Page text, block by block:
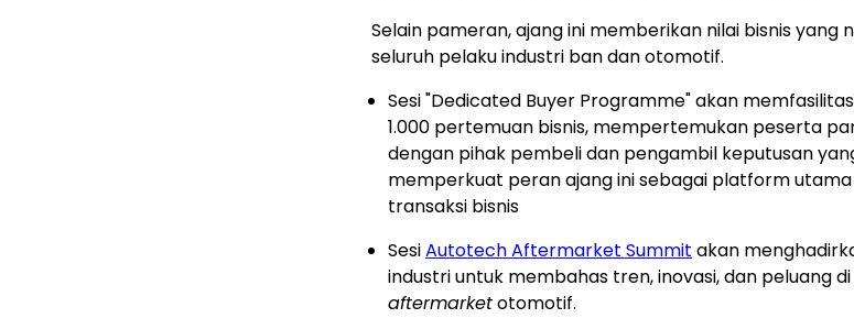
Selain pameran, ajang ini memberikan nilai bisnis yang
seluruh pelaku industri ban dan otomotif.
Sesi "Dedicated Buyer Programme" akan
1.000 pertemuan bisnis, mempertemukan peserta
dengan pihak pembeli dan pengambil keputusan
memperkuat peran ajang ini sebagai platform
transaksi bisnis
SesiAutotech Aftermarket Summit akan
industri untuk membahas tren, inovasi, dan peluang
aftermarketotomotif.